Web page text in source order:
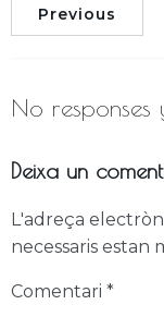
Previous
No responses
Deixa un
L'adreça
necessaris estan
Comentari *